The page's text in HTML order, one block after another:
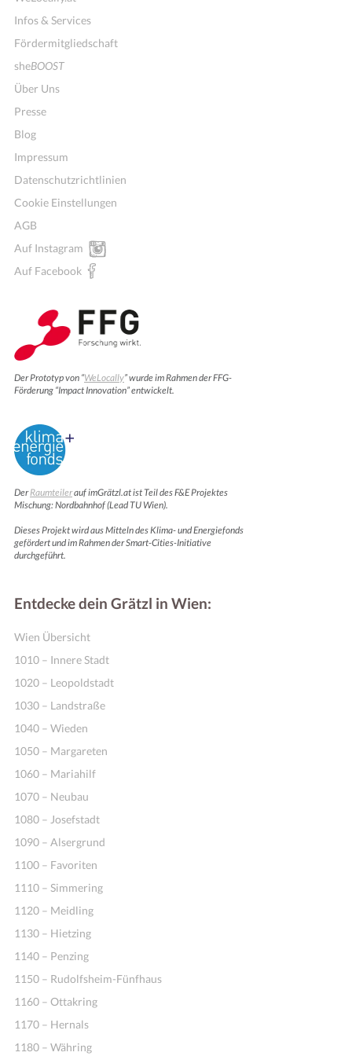
Infos & Services
Fördermitgliedschaft
sheBOOST
Über Uns
Presse
Blog
Impressum
Datenschutzrichtlinien
Cookie Einstellungen
AGB
Auf Instagram
Auf Facebook
Der Prototyp von “WeLocally” wurde im Rahmen der FFG-
Förderung “Impact Innovation” entwickelt.
DerRaumteilerauf imGrätzl.at ist Teil des F&E Projektes
Mischung: Nordbahnhof (Lead TU Wien).
Dieses Projekt wird aus Mitteln des Klima- und Energiefonds
gefördert und im Rahmen der Smart-Cities-Initiative
durchgeführt.
Entdecke dein Grätzl in Wien:
Wien Übersicht
1010 – Innere Stadt
1020 – Leopoldstadt
1030 – Landstraße
1040 – Wieden
1050 – Margareten
1060 – Mariahilf
1070 – Neubau
1080 – Josefstadt
1090 – Alsergrund
1100 – Favoriten
1110 – Simmering
1120 – Meidling
1130 – Hietzing
1140 – Penzing
1150 – Rudolfsheim-Fünfhaus
1160 – Ottakring
1170 – Hernals
1180 – Währing